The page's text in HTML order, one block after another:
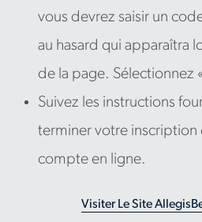
vous devrez saisir un
au hasard qui apparaîtra
de la page. Sélectionnez
Suivez les instructions
terminer votre inscription
compte en ligne.
Visiter Le Site